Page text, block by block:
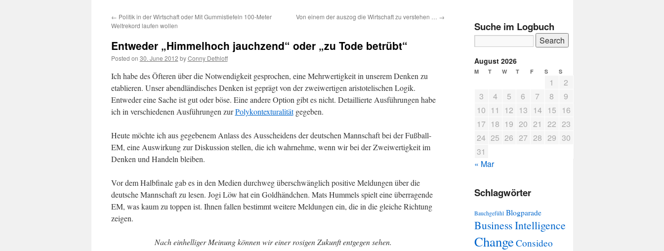
← Politik in der Wirtschaft oder Mit Gummistiefeln 100-Meter
Weltrekord laufen wollen
Von einem der auszog die Wirtschaft zu verstehen … →
Entweder „Himmelhoch jauchzend“ oder „zu Tode betrübt“
Posted on 30. June 2012 by Conny Dethloff
Ich habe des Öfteren über die Notwendigkeit gesprochen, eine Mehrwertigkeit in unserem Denken zu
etablieren. Unser abendländisches Denken ist geprägt von der zweiwertigen aristotelischen Logik.
Entweder eine Sache ist gut oder böse. Eine andere Option gibt es nicht. Detaillierte Ausführungen habe
ich in verschiedenen Ausführungen zurPolykontexturalitätgegeben.
Heute möchte ich aus gegebenem Anlass des Ausscheidens der deutschen Mannschaft bei der Fußball-
EM, eine Auswirkung zur Diskussion stellen, die ich wahrnehme, wenn wir bei der Zweiwertigkeit im
Denken und Handeln bleiben.
Vor dem Halbfinale gab es in den Medien durchweg überschwänglich positive Meldungen über die
deutsche Mannschaft zu lesen. Jogi Löw hat ein Goldhändchen. Mats Hummels spielt eine überragende
EM, was kaum zu toppen ist. Ihnen fallen bestimmt weitere Meldungen ein, die in die gleiche Richtung
zeigen.
Nach einhelliger Meinung können wir einer rosigen Zukunft entgegen sehen.
Suche im Logbuch
August 2026
M T W T F S S
1
2
3
4 5 6 7 8
9
10 11 12 13 14 15 16
17 18 19 20 21 22 23
24 25 26 27 28 29 30
31
« Mar
Schlagwörter
Bauchgefühl Blogparade
Business Intelligence
Change Consideo